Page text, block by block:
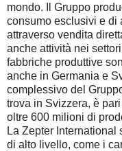
mondo. Il Gruppo
consumo esclusivi e di
attraverso vendita
anche attività nei
fabbriche produttive
anche in Germania e
complessivo del
trova in Svizzera, è
oltre 600 milioni di
La Zepter
di alto livello, come i